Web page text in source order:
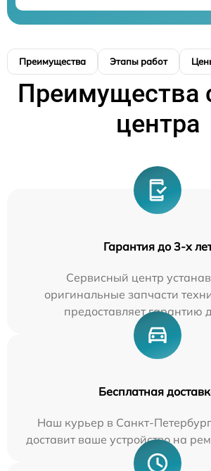
Преимущества Этапы работ
Преимущества
центра
Гарантия до 3-х
Сервисный центр
оригинальные запчасти
предоставляет гарантию
Бесплатная
Наш курьер в Санкт-
доставит ваше устройство на